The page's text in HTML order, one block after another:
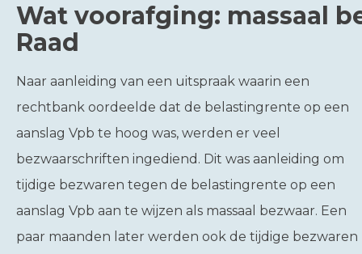
Wat voorafging: massaal
Raad
Naar aanleiding van een uitspraak waarin een
rechtbank oordeelde dat de belastingrente op een
aanslag Vpb te hoog was, werden er veel
bezwaarschriften ingediend. Dit was aanleiding om
tijdige bezwaren tegen de belastingrente op een
aanslag Vpb aan te wijzen als massaal bezwaar. Een
paar maanden later werden ook de tijdige bezwaren